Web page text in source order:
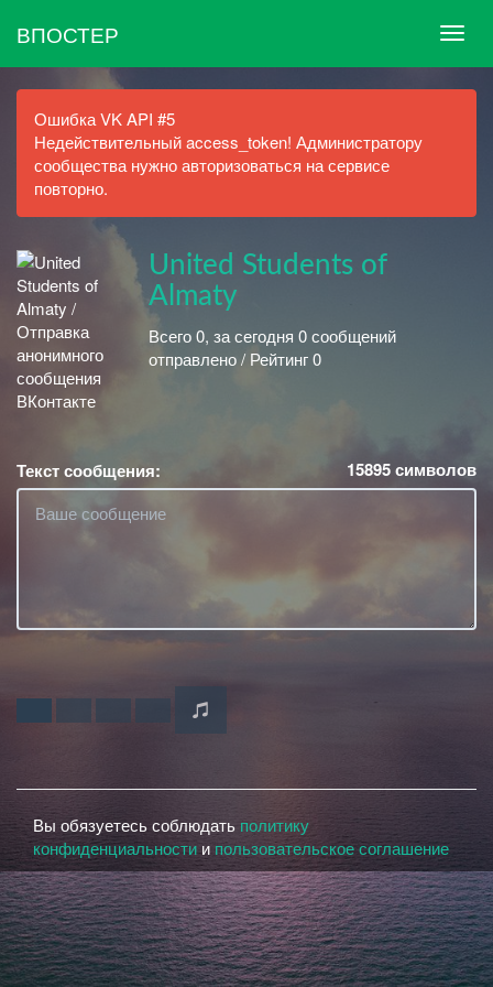
ВПОСТЕР
Ошибка VK API #5
Недействительный access_token! Администратору
сообщества нужно авторизоваться на сервисе
повторно.
United Students of
Almaty
Всего 0, за сегодня 0 сообщений
отправлено / Рейтинг 0
Текст сообщения: 15895символов
Вы обязуетесь соблюдать политику
конфиденциальностии пользовательское соглашение